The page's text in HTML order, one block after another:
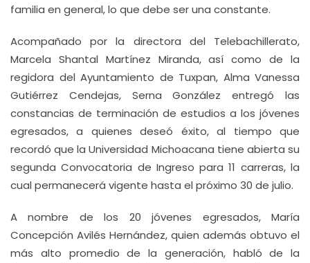
familia en general, lo que debe ser una constante.
Acompañado por la directora del Telebachillerato,
Marcela Shantal Martínez Miranda, así como de la
regidora del Ayuntamiento de Tuxpan, Alma Vanessa
Gutiérrez Cendejas, Serna González entregó las
constancias de terminación de estudios a los jóvenes
egresados, a quienes deseó éxito, al tiempo que
recordó que la Universidad Michoacana tiene abierta su
segunda Convocatoria de Ingreso para 11 carreras, la
cual permanecerá vigente hasta el próximo 30 de julio.
A nombre de los 20 jóvenes egresados, María
Concepción Avilés Hernández, quien además obtuvo el
más alto promedio de la generación, habló de la